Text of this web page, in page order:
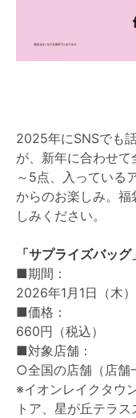
2025年にSNSでも
が、新年に合わせ
～5点、入っている
からのお楽しみ。
しみください。
「サプライズバッ
■期間：
2026年1月1日（木
■価格：
660円（税込）
■対象店舗：
○全国の店舗（店舗
※イオンレイクタウ
トア、星が丘テラ